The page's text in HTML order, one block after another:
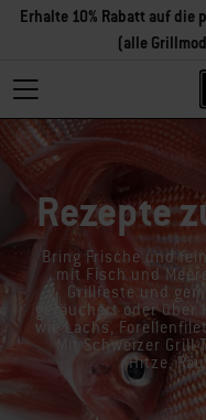
Erhalte 10% Rabatt auf die
(alle
Rezepte
Bring Frische und
mit Fisch und
Grillfeste und
geräuchert oder über
wie Lachs,
Mit Schweizer
Hitze,